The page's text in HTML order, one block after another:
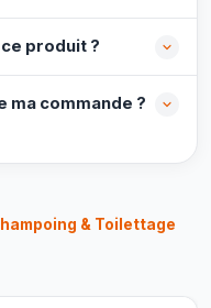
produit ?
ma commande ?
& Toilettage